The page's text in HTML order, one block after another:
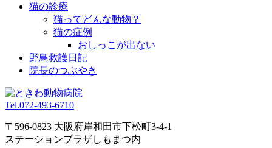
猫の診療
猫ってどんな動物？
猫の症例
おしっこが出ない
野鳥救護日記
院長のつぶやき
Tel.072-493-6710
〒596-0823 大阪府岸和田市下松町3-4-1
ステーションプラザしもまつ内